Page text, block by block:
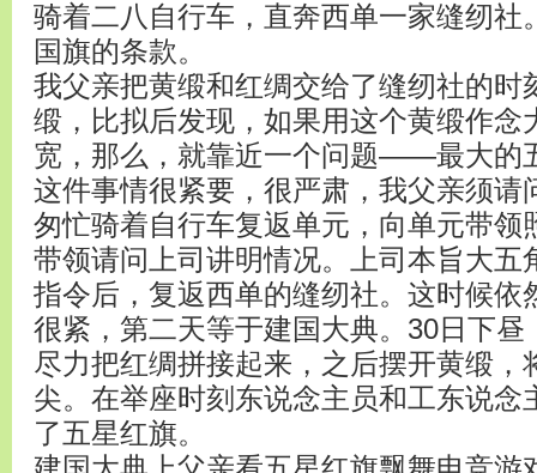
骑着二八自行车，直奔西单一家缝纫社
国旗的条款。
我父亲把黄缎和红绸交给了缝纫社的时
缎，比拟后发现，如果用这个黄缎作念
宽，那么，就靠近一个问题——最大的
这件事情很紧要，很严肃，我父亲须请
匆忙骑着自行车复返单元，向单元带领
带领请问上司讲明情况。上司本旨大五
指令后，复返西单的缝纫社。这时候依
很紧，第二天等于建国大典。30日下
尽力把红绸拼接起来，之后摆开黄缎，
尖。在举座时刻东说念主员和工东说念
了五星红旗。